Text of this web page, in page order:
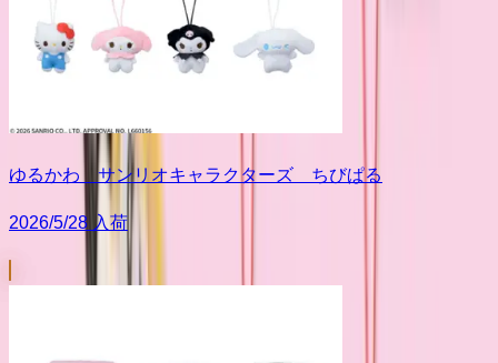
ゆるかわ サンリオキャラクターズ ちびぱる
2026/5/28 入荷